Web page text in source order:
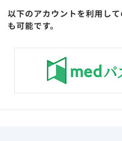
以下のアカウントを利用し
も可能です。